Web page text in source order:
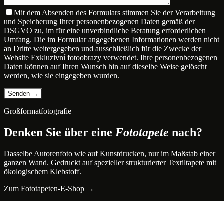
Mit dem Absenden des Formulars stimmen Sie der Verarbeitung
und Speicherung Ihrer personenbezogenen Daten gemäß der
DSGVO zu, im für eine unverbindliche Beratung erforderlichen
Umfang. Die im Formular angegebenen Informationen werden nicht
an Dritte weitergegeben und ausschließlich für die Zwecke der
Website Exkluzivní fotoobrazy verwendet. Ihre personenbezogenen
Daten können auf Ihren Wunsch hin auf dieselbe Weise gelöscht
werden, wie sie eingegeben wurden.
Großformatfotografie
Denken Sie über eine Fototapete nach?
Dasselbe Autorenfoto wie auf Kunstdrucken, nur im Maßstab einer
ganzen Wand. Gedruckt auf spezieller strukturierter Textiltapete mit
ökologischem Klebstoff.
Zum Fototapeten-E-Shop →